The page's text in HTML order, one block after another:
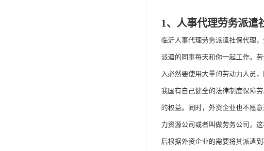
1、人事代理劳务派遣
临沂人事代理劳务派遣社保代理
派遣的同事每天和你一起工作。
入必然要使用大量的劳动力人员
我国有自己健全的法律制度保障
的权益。同时，外资企业也不愿
力资源公司或者叫做劳务公司，
后根据外资企业的需要将其派遣